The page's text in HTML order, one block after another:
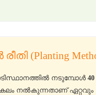
(Planting
നടുമ്പോൾ
നൽകുന്നതാണ് ഏറ്റവും